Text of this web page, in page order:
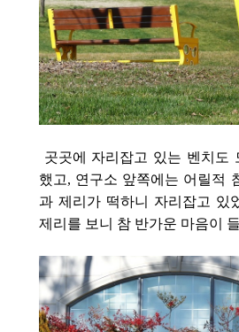
곳곳에 자리잡고 있는 벤치도
했고, 연구소 앞쪽에는 어릴적
과 제리가 떡하니 자리잡고 있
제리를 보니 참 반가운 마음이